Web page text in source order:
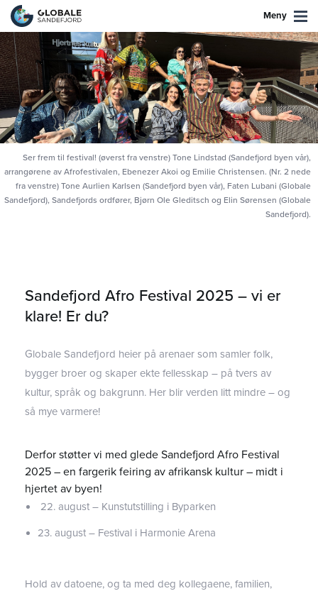
Meny
Ser frem til festival! (øverst fra venstre) Tone Lindstad (Sandefjord byen vår),
arrangørene av Afrofestivalen, Ebenezer Akoi og Emilie Christensen. (Nr. 2 nede
fra venstre) Tone Aurlien Karlsen (Sandefjord byen vår), Faten Lubani (Globale
Sandefjord), Sandefjords ordfører, Bjørn Ole Gleditsch og Elin Sørensen (Globale
Sandefjord).
Sandefjord Afro Festival 2025 – vi er
klare! Er du?
Globale Sandefjord heier på arenaer som samler folk,
bygger broer og skaper ekte fellesskap – på tvers av
kultur, språk og bakgrunn. Her blir verden litt mindre – og
så mye varmere!
Derfor støtter vi med glede Sandefjord Afro Festival
2025 – en fargerik feiring av afrikansk kultur – midt i
hjertet av byen!
22. august – Kunstutstilling i Byparken
23. august – Festival i Harmonie Arena
Hold av datoene, og ta med deg kollegaene, familien,